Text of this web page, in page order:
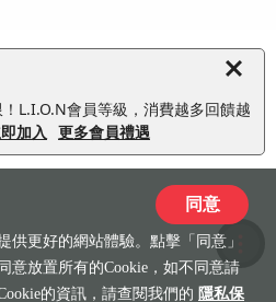
L.I.O.N會員等級，消費越多回饋越
加入 更多會員禮遇
收藏
供更好的網站體驗。點擊「同意」
意放置所有的Cookie，如不同意請
的資訊，請查閱我們的 隱私保
同意